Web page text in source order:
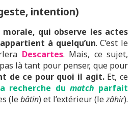
intention)
morale, qui observe les actes
à quelqu’un. C’est le
Descartes. Mais, ce sujet,
là tant pour penser, que pour
de ce pour quoi il agit.Et, ce
recherche du match parfait
(lebâtin) et l’extérieur (lezâhir).